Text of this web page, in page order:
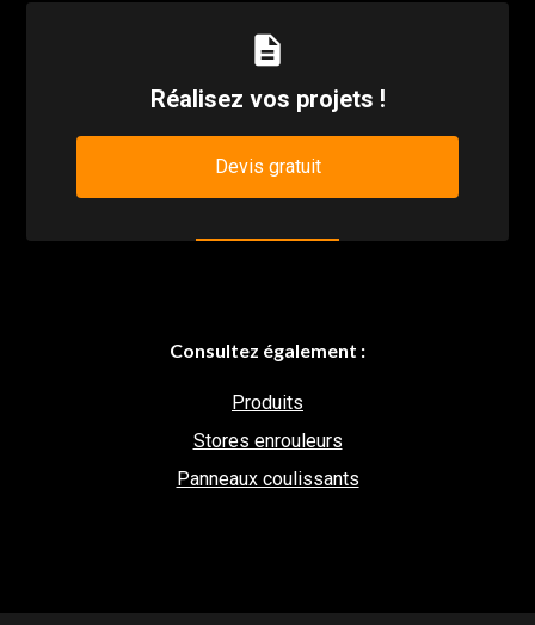
description
Réalisez vos projets !
Devis gratuit
Consultez également :
Produits
Stores enrouleurs
Panneaux coulissants